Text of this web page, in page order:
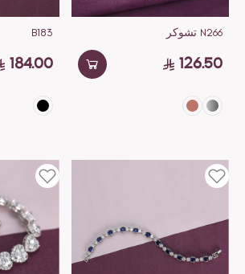
N266 تشوكر
126.50
B183
184.00